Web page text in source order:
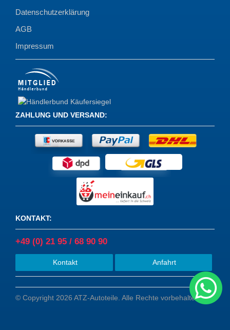
Datenschutzerklärung
AGB
Impressum
ZAHLUNG UND VERSAND:
KONTAKT:
+49 (0) 21 95 / 68 90 90
Kontakt Anfahrt
© Copyright 2026 ATZ-Autoteile. Alle Rechte vorbehalten.